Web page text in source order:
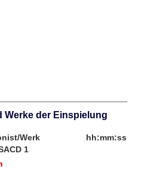
Werke der Einspielung
Werk
hh:mm:ss
1